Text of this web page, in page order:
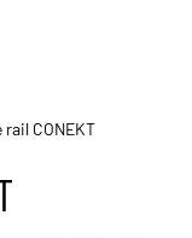
CONEKT